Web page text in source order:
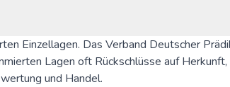
Einzellagen. Das Verband Deutscher
Lagen oft Rückschlüsse auf
und Handel.